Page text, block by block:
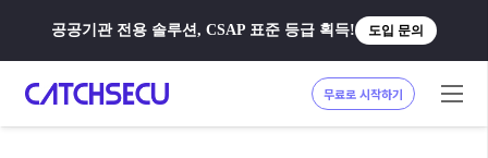
공공기관 전용 솔루션, CSAP 표준 등급 획득! 도입 문의
무료로 시작하기